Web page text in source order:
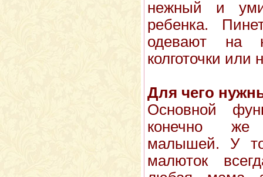
нежный и
ребенка.
одевают на
колготочки или
Для чего
Основной
конечно же
малышей. У
малюток